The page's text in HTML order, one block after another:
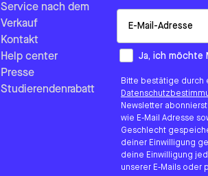
Service nach dem
Verkauf
Kontakt
Help center
Presse
Studierendenrabatt
How would you
Ja, ich möchte
Bitte bestätige durch
Newsletter
wie E-Mail Adresse
Geschlecht
deiner Einwilligung
deine Einwilligung
unserer E-Mails oder